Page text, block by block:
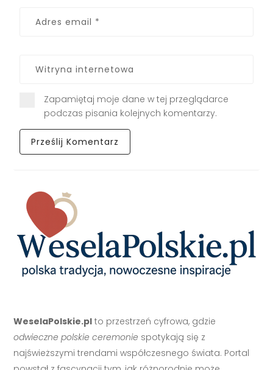
Zapamiętaj moje dane w tej przeglądarce
podczas pisania kolejnych komentarzy.
WeselaPolskie.pl to przestrzeń cyfrowa, gdzie
odwieczne polskie ceremonie spotykają się z
najświeższymi trendami współczesnego świata. Portal